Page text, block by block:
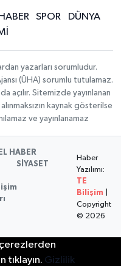
SPOR
DÜNYA
yazarları sorumludur.
(ÜHA) sorumlu tutulamaz.
açılır. Sitemizde yayınlanan
kaynak gösterilse
ve yayınlanamaz
HABER
SİYASET
Haber
Yazılımı:
TE
Bilişim
Copyright
© 2026
tıklayın. Gizlilik